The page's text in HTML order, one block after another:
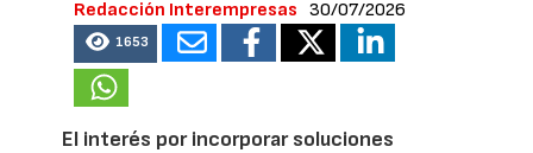
Redacción Interempresas 30/07/2026
1653
El interés por incorporar soluciones